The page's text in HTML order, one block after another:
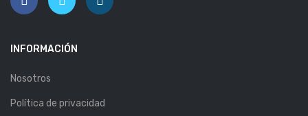
INFORMACIÓN
Nosotros
Política de privacidad